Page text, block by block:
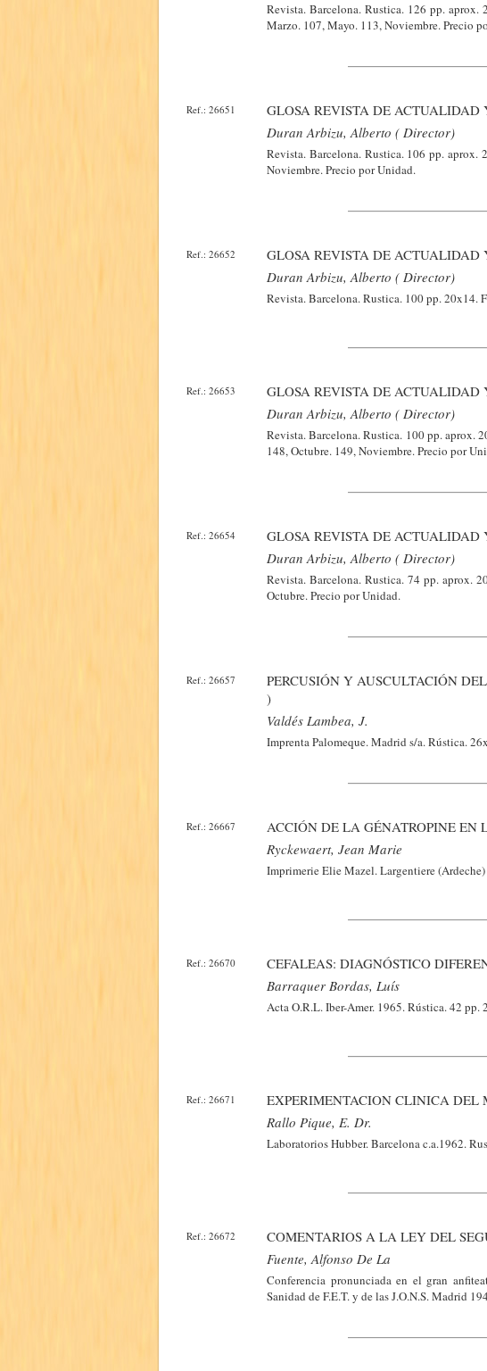
Revista. Barcelona. Rustica. 126 pp.
Marzo. 107, Mayo. 113, Noviembre. Precio
Ref.: 26651
GLOSA REVISTA DE
Duran Arbizu, Alberto ( Director)
Revista. Barcelona. Rustica. 106 pp.
Noviembre. Precio por Unidad.
Ref.: 26652
GLOSA REVISTA DE
Duran Arbizu, Alberto ( Director)
Revista. Barcelona. Rustica. 100 pp. 20x14.
Ref.: 26653
GLOSA REVISTA DE
Duran Arbizu, Alberto ( Director)
Revista. Barcelona. Rustica. 100 pp. aprox.
148, Octubre. 149, Noviembre. Precio por
Ref.: 26654
GLOSA REVISTA DE
Duran Arbizu, Alberto ( Director)
Revista. Barcelona. Rustica. 74 pp. aprox.
Octubre. Precio por Unidad.
Ref.: 26657
PERCUSIÓN Y AUSCULTACIÓN
)
Valdés Lambea, J.
Imprenta Palomeque. Madrid s/a. Rústica.
Ref.: 26667
ACCIÓN DE LA GÉNATROPINE EN
Ryckewaert, Jean Marie
Imprimerie Elie Mazel. Largentiere
Ref.: 26670
CEFALEAS: DIAGNÓSTICO
Barraquer Bordas, Luís
Acta O.R.L. Iber-Amer. 1965. Rústica. 42 pp.
Ref.: 26671
EXPERIMENTACION CLINICA DEL
Rallo Pique, E. Dr.
Laboratorios Hubber. Barcelona c.a.1962.
Ref.: 26672
COMENTARIOS A LA LEY DEL
Fuente, Alfonso De La
Conferencia pronunciada en el gran
Sanidad de F.E.T. y de las J.O.N.S. Madrid